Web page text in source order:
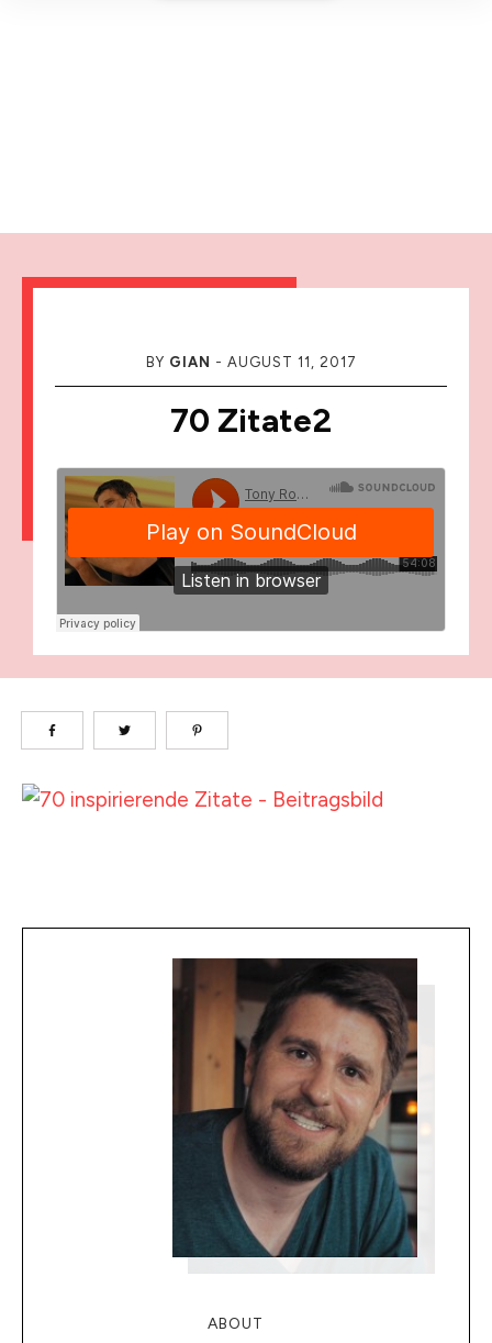
BY GIAN - AUGUST 11, 2017
70 Zitate2
ABOUT